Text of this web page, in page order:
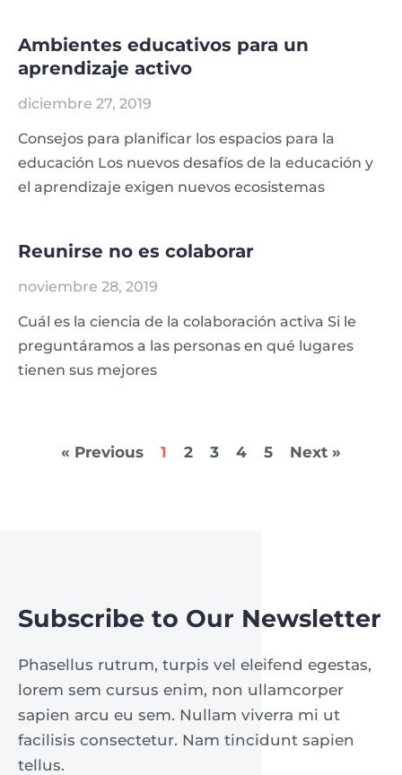
Ambientes educativos para un
aprendizaje activo
diciembre 27, 2019
Consejos para planificar los espacios para la
educación Los nuevos desafíos de la educación y
el aprendizaje exigen nuevos ecosistemas
Reunirse no es colaborar
noviembre 28, 2019
Cuál es la ciencia de la colaboración activa Si le
preguntáramos a las personas en qué lugares
tienen sus mejores
« Previous 1 2 3 4 5 Next »
Subscribe to Our Newsletter
Phasellus rutrum, turpis vel eleifend egestas,
lorem sem cursus enim, non ullamcorper
sapien arcu eu sem. Nullam viverra mi ut
facilisis consectetur. Nam tincidunt sapien
tellus.